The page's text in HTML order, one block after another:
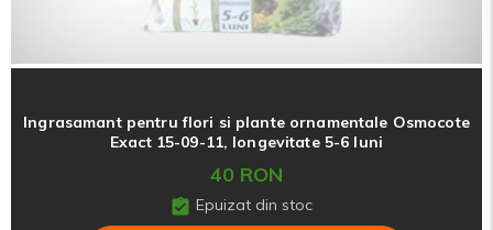
Ingrasamant pentru flori si plante ornamentale Osmocote
Exact 15-09-11, longevitate 5-6 luni
40 RON
Epuizat din stoc